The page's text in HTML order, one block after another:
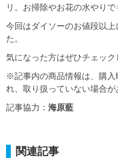
リ。お掃除やお花の水やりで
今回はダイソーのお値段以
た。
気になった方はぜひチェック
※記事内の商品情報は、購入
れ、取り扱っていない場合が
記事協力： 海原藍
関連記事